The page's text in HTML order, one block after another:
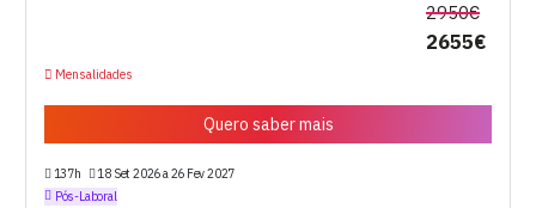
2950€
2655€
Mensalidades
Quero saber mais
137h
18 Set 2026 a 26 Fev 2027
Pós-Laboral